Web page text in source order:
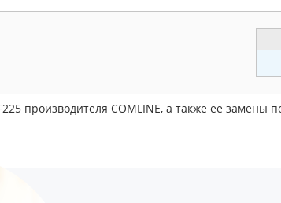
производителя COMLINE, а также ее замены